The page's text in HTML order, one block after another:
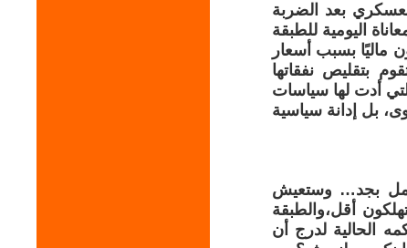
التصعيد العسكري بعد الضربة
اليومية للطبقة
في الإستطلاع بخصوص وضع العمال: 63% يعانون ماليًا بسبب أسعار
بتقليص نفقاتها
أدت لها سياسات
بل إدانة سياسية
بجد… وستعيش
أقل،والطبقة
الحالية لدرج أن